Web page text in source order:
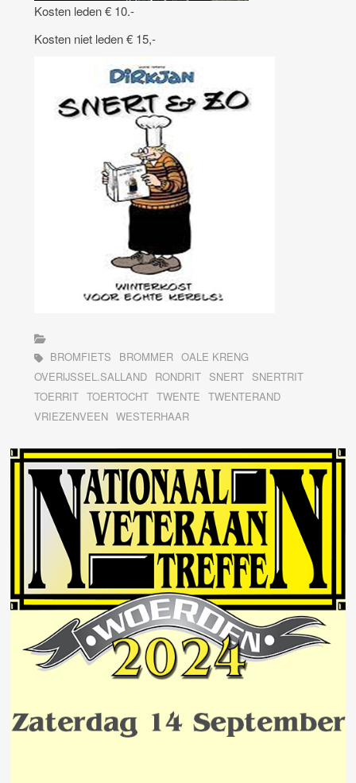
Kosten leden € 10.-
Kosten niet leden € 15,-
BROMFIETS BROMMER OALE KRENG
OVERIJSSEL.SALLAND RONDRIT SNERT SNERTRIT
TOERRIT TOERTOCHT TWENTE
TWENTERAND
VRIEZENVEEN WESTERHAAR